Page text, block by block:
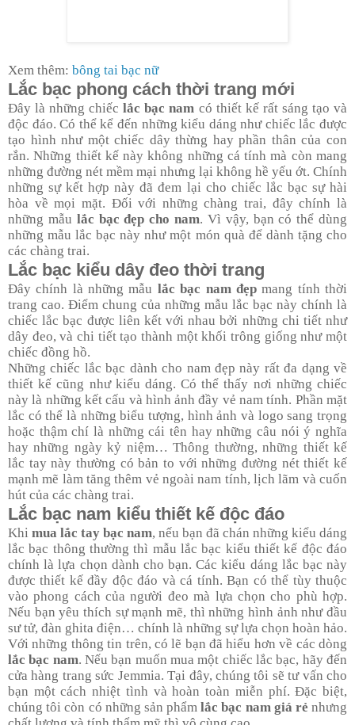
Xem thêm: bông tai bạc nữ
Lắc bạc phong cách thời trang mới
Đây là những chiếclắc bạc nam có thiết kế rất sáng tạo và
độc đáo. Có thể kể đến những kiểu dáng như chiếc lắc được
tạo hình như một chiếc dây thừng hay phần thân của con
rắn. Những thiết kế này không những cá tính mà còn mang
những đường nét mềm mại nhưng lại không hề yếu ớt. Chính
những sự kết hợp này đã đem lại cho chiếc lắc bạc sự hài
hòa về mọi mặt. Đối với những chàng trai, đây chính là
những mẫu lắc bạc đẹp cho nam. Vì vậy, bạn có thể dùng
những mẫu lắc bạc này như một món quà để dành tặng cho
các chàng trai.
Lắc bạc kiểu dây đeo thời trang
Đây chính là những mẫu lắc bạc nam đẹpmang tính thời
trang cao. Điểm chung của những mẫu lắc bạc này chính là
chiếc lắc bạc được liên kết với nhau bởi những chi tiết như
dây đeo, và chi tiết tạo thành một khối trông giống như một
chiếc đồng hồ.
Những chiếc lắc bạc dành cho nam đẹp này rất đa dạng về
thiết kế cũng như kiểu dáng. Có thể thấy nơi những chiếc
này là những kết cấu và hình ảnh đầy vẻ nam tính. Phần mặt
lắc có thể là những biểu tượng, hình ảnh và logo sang trọng
hoặc thậm chí là những cái tên hay những câu nói ý nghĩa
hay những ngày kỷ niệm… Thông thường, những thiết kế
lắc tay này thường có bản to với những đường nét thiết kế
mạnh mẽ làm tăng thêm vẻ ngoài nam tính, lịch lãm và cuốn
hút của các chàng trai.
Lắc bạc nam kiểu thiết kế độc đáo
Khi mua lắc tay bạc nam, nếu bạn đã chán những kiểu dáng
lắc bạc thông thường thì mẫu lắc bạc kiểu thiết kế độc đáo
chính là lựa chọn dành cho bạn. Các kiểu dáng lắc bạc này
được thiết kế đầy độc đáo và cá tính. Bạn có thể tùy thuộc
vào phong cách của người đeo mà lựa chọn cho phù hợp.
Nếu bạn yêu thích sự mạnh mẽ, thì những hình ảnh như đầu
sư tử, đàn ghita điện… chính là những sự lựa chọn hoàn hảo.
Với những thông tin trên, có lẽ bạn đã hiểu hơn về các dòng
lắc bạc nam. Nếu bạn muốn mua một chiếc lắc bạc, hãy đến
cửa hàng trang sức Jemmia. Tại đây, chúng tôi sẽ tư vấn cho
bạn một cách nhiệt tình và hoàn toàn miễn phí. Đặc biệt,
chúng tôi còn có những sản phẩmlắc bạc nam giá rẻ nhưng